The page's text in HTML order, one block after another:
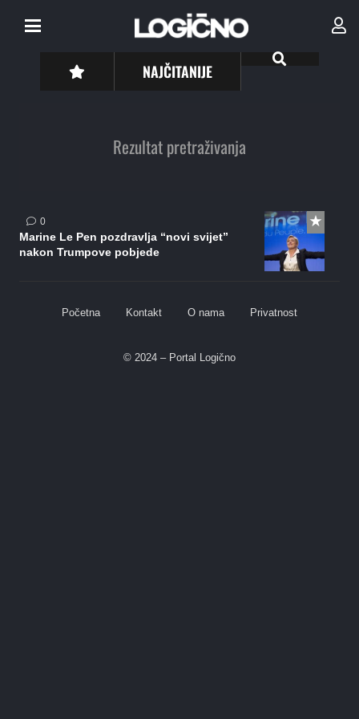
NAJČITANIJE
Rezultat pretraživanja
0
Marine Le Pen pozdravlja “novi svijet”
nakon Trumpove pobjede
Početna Kontakt O nama Privatnost
© 2024 – Portal Logično